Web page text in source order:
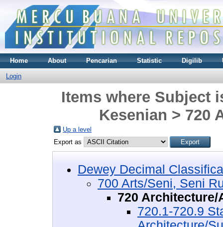
Home About Pencarian Statistic Digilib
Login
Items where Subject
Kesenian > 720
Up a level
Export as
Dewey Decimal
700 Arts/Seni, Seni
720
720.1-720.9